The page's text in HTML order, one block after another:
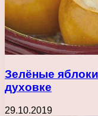
Зелёные
духовке
29.10.2019